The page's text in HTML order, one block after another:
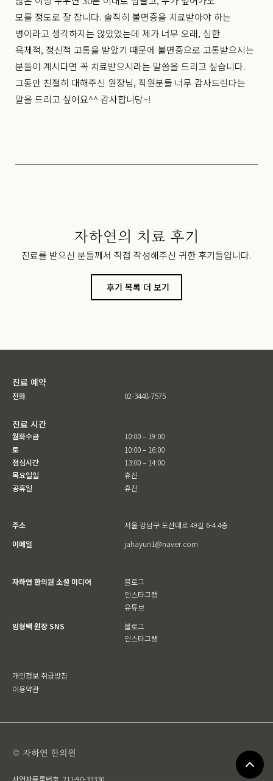
모를 정도로 잘 잡니다. 솔직히 불면증을 치료받아야 하는
병이라고 생각하지는 않았었는데 제가 너무 오래, 심한
육체적, 정신적 고통을 받았기 때문에 불면증으로 고통받으시는
분들이 계시다면 꼭 치료받으시라는 말씀을 드리고 싶습니다.
그동안 친절히 대해주신 원장님, 직원분들 너무 감사드린다는
말을 드리고 싶어요^^ 감사합니당~!
자하연의 치료 후기
진료를 받으신 분들께서 직접 작성해주신 귀한 후기들입니다.
후기 목록 더 보기
진료 예약
전화 02-3448-7575
진료 시간
월화수금
토
점심시간
목요일일
공휴일
10:00 – 19:00
10:00 – 16:00
13:00 – 14:00
휴진
휴진
주소
서울 강남구 도산대로 49길 6-4 4층
이메일
jahayun1@naver.com
자하연 한의원 소셜 미디어
블로그
인스타그램
유튜브
임형택 원장 SNS
블로그
인스타그램
개인정보 취급방침
이용약관
© 자하연 한의원
사업자등록번호 211-90-33330